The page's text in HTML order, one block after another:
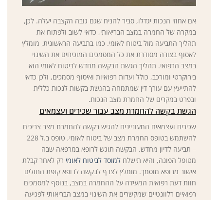
אם אחוזי הנכות יגדלו, סביר להניח שגם גובה הקצבה יעלה. לכן,
במקרה של החמרה במצב הבריאותי, כדאי לשוב ולפתוח את
תהליך התביעה מול ביטוח לאומי. כמו בתביעה הראשונית, מומלץ
לאסוף בצורה מסודרת את כל המסמכים המוכיחים את השינוי
במצב הרפואי. תהליך הגשת הבקשה מחדש לביטוח לאומי הוא
בירוקרטי ומורכב, כולל ועדות רפואיות ואיסוף מסמכים, ולכן כדאי
להתייעץ עם עורך דין שמתמחה בהגשת בקשות לנכות כללית
ובפרט במקרים של החמרת מצב הנכות.
הגשת בקשה להחמרת מצב עבור שכירים ועצמאים
שכירים ועצמאים המעוניינים להגיש בקשה להחמרת מצב צריכים
להשתמש בטופס החמרת מצב של ביטוח לאומי, טופס ב.ל 228
– תביעה לדיון מחדש. הבקשה תוגש לרופא במרפאה שבה
מטופל הפונה, והיא תישלח למוסד לביטוח לאומי רק לאחר קבלת
אישור מרופא מוסמך. מומלץ לצרף לבקשה לרופא קופת החולים
חוות דעת רפואית המעידה על ההחמרה במצב, בנוסף למסמכים
רפואיים רלוונטיים שמקשרים את השינוי במצב הבריאותי לפגיעה